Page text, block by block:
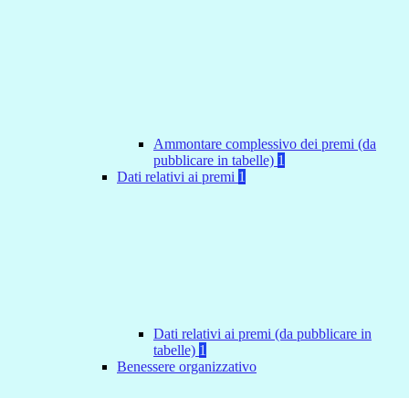
Ammontare complessivo dei premi (da
pubblicare in tabelle) 1
Dati relativi ai premi 1
Dati relativi ai premi (da pubblicare in
tabelle) 1
Benessere organizzativo